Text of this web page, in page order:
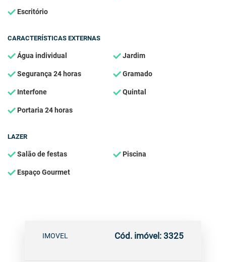
Escritório
CARACTERÍSTICAS EXTERNAS
Água individual Jardim
Segurança 24 horas Gramado
Interfone Quintal
Portaria 24 horas
LAZER
Salão de festas Piscina
Espaço Gourmet
IMOVEL Cód. imóvel: 3325